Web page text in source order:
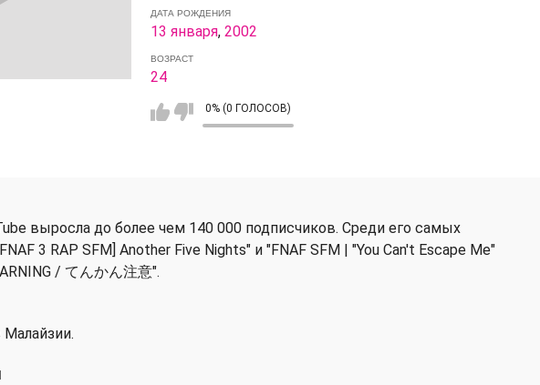
ДАТА РОЖДЕНИЯ
13 января, 2002
ВОЗРАСТ
24
0% (0 ГОЛОСОВ)
выросла до более чем 140 000 подписчиков. Среди его самых
3 RAP SFM] Another Five Nights" и "FNAF SFM | "You Can't Escape Me"
/ てんかん注意".